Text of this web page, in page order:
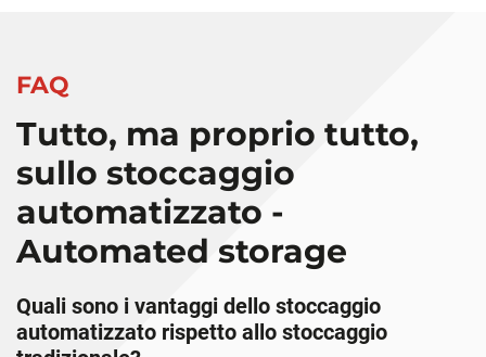
FAQ
Tutto, ma proprio tutto,
sullo stoccaggio
automatizzato -
Automated storage
Quali sono i vantaggi dello stoccaggio
automatizzato rispetto allo stoccaggio